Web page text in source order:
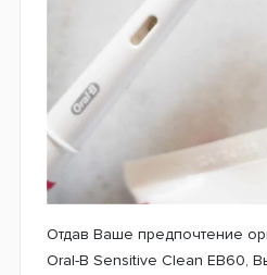
Отдав Ваше предпочтение
Oral-B Sensitive Clean EB60,